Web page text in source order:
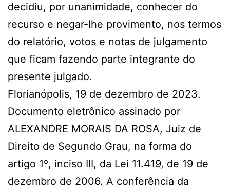
decidiu, por unanimidade, conhecer do
recurso e negar-lhe provimento, nos termos
do relatório, votos e notas de julgamento
que ficam fazendo parte integrante do
presente julgado.
Florianópolis, 19 de dezembro de 2023.
Documento eletrônico assinado por
ALEXANDRE MORAIS DA ROSA, Juiz de
Direito de Segundo Grau, na forma do
artigo 1º, inciso III, da Lei 11.419, de 19 de
dezembro de 2006. A conferência da